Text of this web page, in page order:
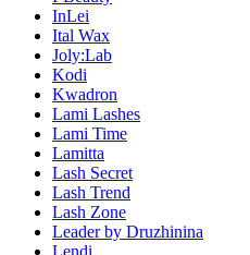
InLei
Ital Wax
Joly:Lab
Kodi
Kwadron
Lami Lashes
Lami Time
Lamitta
Lash Secret
Lash Trend
Lash Zone
Leader by Druzhinina
Lendi